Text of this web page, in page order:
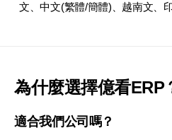
文、中文(繁體/簡體)、越南文、
為什麼選擇億看ERP
適合我們公司嗎？